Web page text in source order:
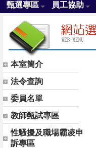
甄選專區 員工協助
本室簡介
法令查詢
委員名單
教師甄試專區
性騷擾及職場霸凌申
訴專區